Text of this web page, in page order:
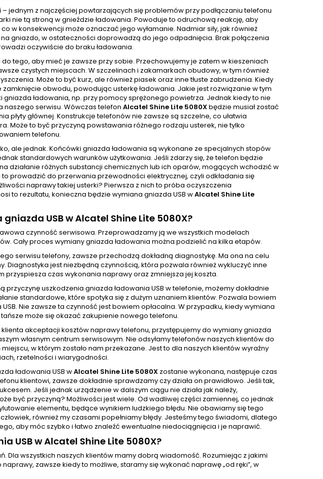
– jednym z najczęściej powtarzających się problemów przy podłączaniu telefonu
nie tą stroną w gnieździe ładowania. Powoduje to odruchową reakcję, aby
w konsekwencji może oznaczać jego wyłamanie. Nadmiar siły, jak również
gniazdo, w ostateczności doprowadzą do jego odpadnięcia. Brak połączenia
oczywiście do braku ładowania.
do tego, aby mieć je zawsze przy sobie. Przechowujemy je zatem w kieszeniach
czystych miejscach. W szczelinach i zakamarkach obudowy, w tym również
Może to być kurz, ale również piasek oraz inne tłuste zabrudzenia. Kiedy
obwodu, powodując usterkę ładowania. Jakie jest rozwiązanie w tym
ładowania, np. przy pomocy sprężonego powietrza. Jednak kiedy to nie
serwisu. Wówczas telefon Alcatel Shine Lite 5080Xbędzie musiał zostać
płyty głównej. Konstrukcje telefonów nie zawsze są szczelne, co ułatwia
Może to być przyczyną powstawania różnego rodzaju usterek, nie tylko
telefonu.
ale jednak. Końcówki gniazda ładowania są wykonane ze specjalnych stopów
standardowych warunków użytkowania. Jeśli zdarzy się, że telefon będzie
działanie różnych substancji chemicznych lub ich oparów, mogących wchodzić w
prowadzić do przerwania przewodności elektrycznej, czyli odkładania się
naprawy takiej usterki? Pierwsza z nich to próba oczyszczenia
to rezultatu, konieczna będzie wymiana gniazda USB wAlcatel Shine Lite
USB w Alcatel Shine Lite 5080X?
czynność serwisowa. Przeprowadzamy ją we wszystkich modelach
Cały proces wymiany gniazda ładowania można podzielić na kilka etapów.
serwisu telefony, zawsze przechodzą dokładną diagnostykę. Ma ona na celu
Diagnostyka jest niezbędną czynnością, która pozwala również wykluczyć inne
czas wykonania naprawy oraz zmniejsza jej koszta.
przyczynę uszkodzenia gniazda ładowania USB w telefonie, możemy dokładnie
standardowe, które spotyka się z dużym uznaniem klientów. Pozwala bowiem
Nie zawsze ta czynność jest bowiem opłacalna. W przypadku, kiedy wymiana
może się okazać zakupienie nowego telefonu.
klienta akceptacji kosztów naprawy telefonu, przystępujemy do wymiany gniazda
własnym centrum serwisowym. Nie odsyłamy telefonów naszych klientów do
w którym zostało nam przekazane. Jest to dla naszych klientów wyraźny
rzetelności i wiarygodności.
ładowania USB wAlcatel Shine Lite 5080X zostanie wykonana, następuje czas
klientowi, zawsze dokładnie sprawdzamy czy działa on prawidłowo. Jeśli tak,
Jeśli jednak urządzenie w dalszym ciągu nie działa jak należy,
być przyczyną? Możliwości jest wiele. Od wadliwej części zamiennej, co jednak
elementu, będące wynikiem ludzkiego błędu. Nie obawiamy się tego
również my czasami popełniamy błędy. Jesteśmy tego świadomi, dlatego
aby móc szybko i łatwo znaleźć ewentualne niedociągnięcia i je naprawić.
USB w Alcatel Shine Lite 5080X?
Dla wszystkich naszych klientów mamy dobrą wiadomość. Rozumiejąc z jakimi
zawsze kiedy to możliwe, staramy się wykonać naprawę „od ręki”, w